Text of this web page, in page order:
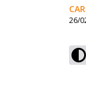
26/